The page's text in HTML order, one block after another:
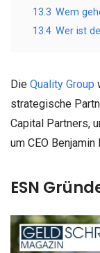
13.3 Wem
13.4 Wer ist
Die Quality Group
strategische
Capital Partners,
um CEO
ESN